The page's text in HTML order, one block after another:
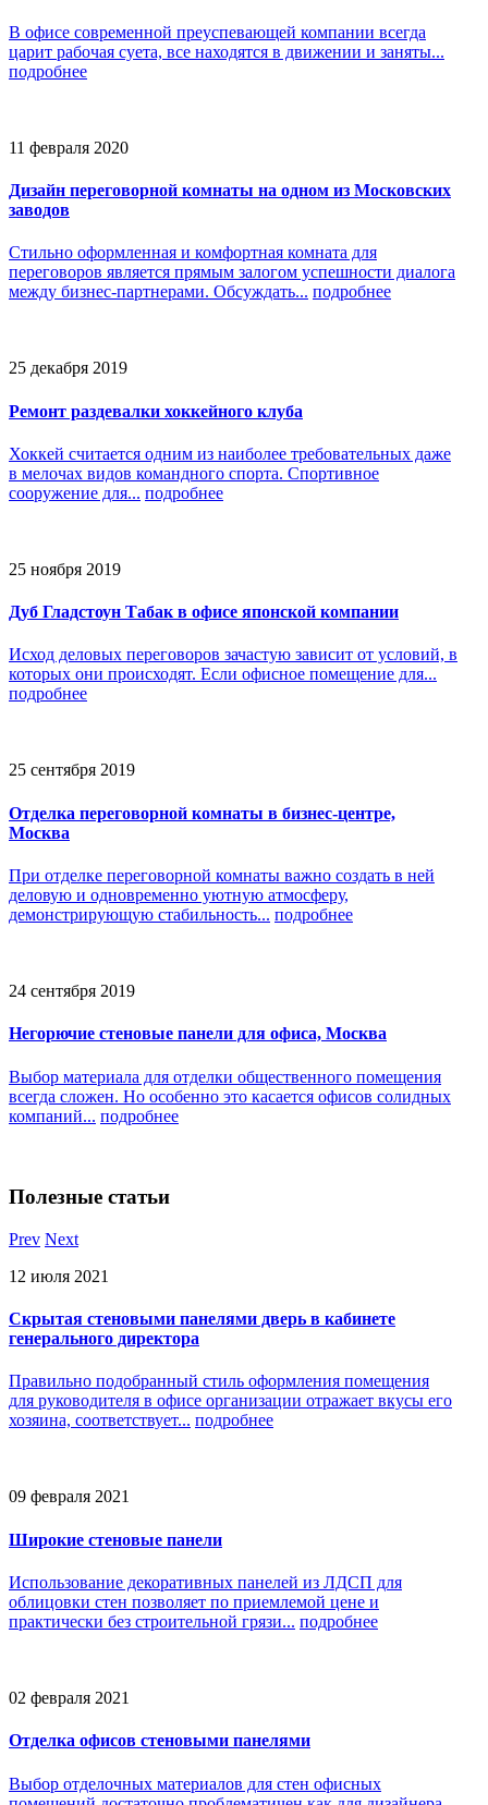
В офисе современной преуспевающей компании всегда
царит рабочая суета, все находятся в движении и заняты...
подробнее
11 февраля 2020
Дизайн переговорной комнаты на одном из Московских
заводов
Стильно оформленная и комфортная комната для
переговоров является прямым залогом успешности диалога
между бизнес-партнерами. Обсуждать... подробнее
25 декабря 2019
Ремонт раздевалки хоккейного клуба
Хоккей считается одним из наиболее требовательных даже
в мелочах видов командного спорта. Спортивное
сооружение для... подробнее
25 ноября 2019
Дуб Гладстоун Табак в офисе японской компании
Исход деловых переговоров зачастую зависит от условий, в
которых они происходят. Если офисное помещение для...
подробнее
25 сентября 2019
Отделка переговорной комнаты в бизнес-центре,
Москва
При отделке переговорной комнаты важно создать в ней
деловую и одновременно уютную атмосферу,
демонстрирующую стабильность... подробнее
24 сентября 2019
Негорючие стеновые панели для офиса, Москва
Выбор материала для отделки общественного помещения
всегда сложен. Но особенно это касается офисов солидных
компаний... подробнее
Полезные статьи
Prev Next
12 июля 2021
Скрытая стеновыми панелями дверь в кабинете
генерального директора
Правильно подобранный стиль оформления помещения
для руководителя в офисе организации отражает вкусы его
хозяина, соответствует... подробнее
09 февраля 2021
Широкие стеновые панели
Использование декоративных панелей из ЛДСП для
облицовки стен позволяет по приемлемой цене и
практически без строительной грязи... подробнее
02 февраля 2021
Отделка офисов стеновыми панелями
Выбор отделочных материалов для стен офисных